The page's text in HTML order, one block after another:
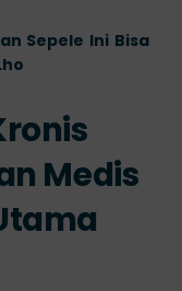
Sepele Ini Bisa
Medis